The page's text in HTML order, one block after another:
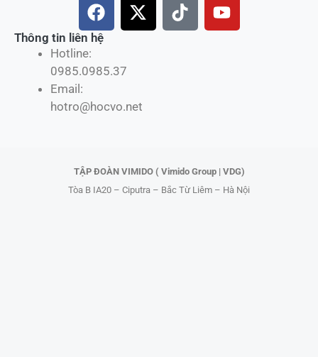
Hotline:
0985.0985.37
Email:
hotro@hocvo.net
a
c
b
o
-
t
i
o
Thông tin liên hệ
TẬP ĐOÀN VIMIDO ( Vimido Group | VDG)
Tòa B IA20 – Ciputra – Bắc Từ Liêm – Hà Nội